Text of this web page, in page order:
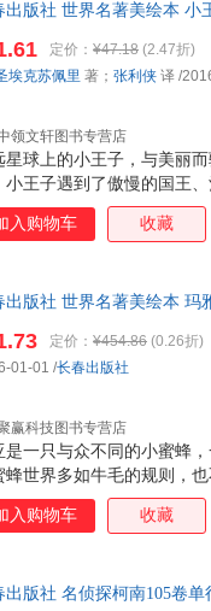
出版社 世界名著美绘本 小
星球上的小王子，与美丽
小王子遇到了傲慢的国王
ZUI后来到地球上，试图
怪的狐狸，于是奇妙而
定价： ¥47.18 (2.47折)
领文轩图书专营店
埃克苏佩里 著； 张利侠 译 /
入购物车 收藏
出版社 世界名著美绘本 玛
电子发票！
是一只与众不同的小蜜蜂
蜂世界多如牛毛的规则，
情，总是不停地问为什么
终于有一天她离开了家乡
……
定价： ¥454.86 (0.26折)
赢科技图书专营店
01-01 /长春出版社
入购物车 收藏
出版社 名侦探柯南105卷